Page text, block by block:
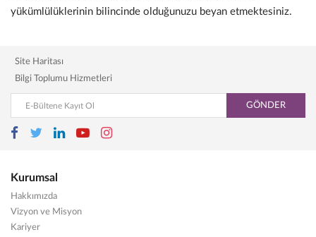
yükümlülüklerinin bilincinde olduğunuzu beyan etmektesiniz.
Site Haritası
Bilgi Toplumu Hizmetleri
GÖNDER
Kurumsal
Hakkımızda
Vizyon ve Misyon
Kariyer